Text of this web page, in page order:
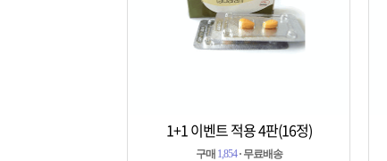
상세보기 담기
1+1 이벤트 적용 4판(16정)
구매 1,854· 무료배송